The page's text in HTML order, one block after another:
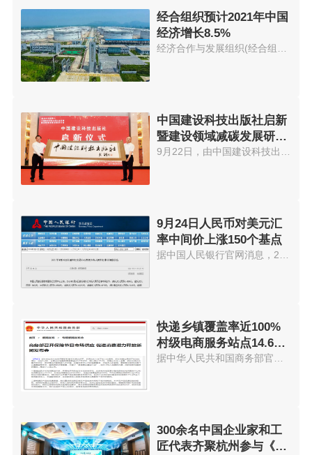
经合组织预计2021年中国
经济增长8.5%
中国建设科技出版社启新
暨建设领域减碳发展研讨
会在京举办
9月24日人民币对美元汇
率中间价上涨150个基点
快递乡镇覆盖率近100%
村级电商服务站点14.6万
个
300余名中国企业家和工
匠代表齐聚杭州参与《中